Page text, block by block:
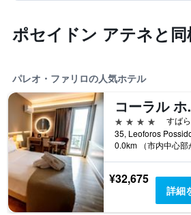
ポセイドン アテネと
パレオ・ファリロの人気ホテル
コ
4つ星
すば
0.0km （市内中心部
¥32,675
詳細